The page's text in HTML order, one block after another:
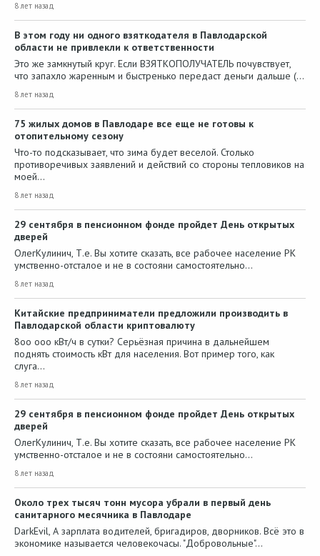
8 лет назад
В этом году ни одного взяткодателя в Павлодарской
области не привлекли к ответственности
Это же замкнутый круг. Если ВЗЯТКОПОЛУЧАТЕЛЬ почувствует,
что запахло жаренным и быстренько передаст деньги дальше (…
8 лет назад
75 жилых домов в Павлодаре все еще не готовы к
отопительному сезону
Что-то подсказывает, что зима будет веселой. Столько
противоречивых заявлений и действий со стороны тепловиков на
моей…
8 лет назад
29 сентября в пенсионном фонде пройдет День открытых
дверей
ОлегКулинич, Т.е. Вы хотите сказать, все рабочее население РК
умственно-отсталое и не в состояни самостоятельно…
8 лет назад
Китайские предприниматели предложили производить в
Павлодарской области криптовалюту
8оо ооо кВт/ч в сутки? Серьёзная причина в дальнейшем
поднять стоимость кВт для населения. Вот пример того, как
слуга…
8 лет назад
29 сентября в пенсионном фонде пройдет День открытых
дверей
ОлегКулинич, Т.е. Вы хотите сказать, все рабочее население РК
умственно-отсталое и не в состояни самостоятельно…
8 лет назад
Около трех тысяч тонн мусора убрали в первый день
санитарного месячника в Павлодаре
DarkEvil, А зарплата водителей, бригадиров, дворников. Всё это в
экономике называется человекочасы. "Добровольные"…